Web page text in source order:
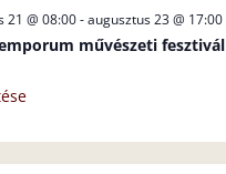
21 @ 08:00-augusztus 23 @ 17:00
művészeti fesztivál